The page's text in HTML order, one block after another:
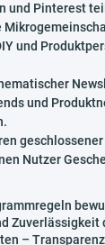
und Pinterest
und
und
geschlossener
Nutzer
Zuverlässigkeit
–